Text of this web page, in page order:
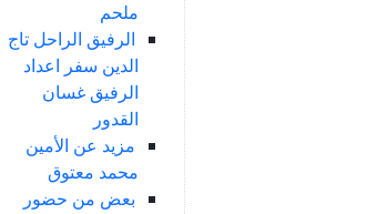
ملحم
الرفيق الراحل تاج
الدين سفر اعداد
الرفيق غسان
القدور
مزيد عن الأمين
محمد معتوق
بعض من حضور